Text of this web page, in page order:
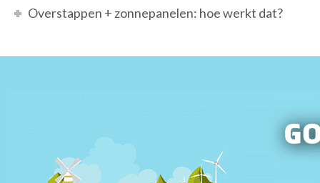
Overstappen + zonnepanelen: hoe werkt dat?